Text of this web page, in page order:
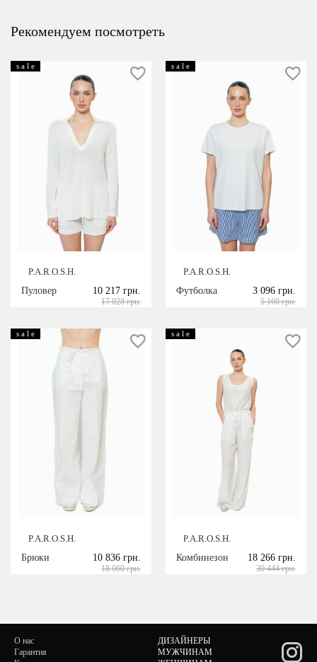
Рекомендуем посмотреть
s a l e
P.A.R.O.S.H.
Пуловер
10 217 грн.
17 028 грн.
s a l e
P.A.R.O.S.H.
Футболка
3 096 грн.
5 160 грн.
s a l e
P.A.R.O.S.H.
Брюки
10 836 грн.
18 060 грн.
s a l e
P.A.R.O.S.H.
Комбинезон
18 266 грн.
30 444 грн.
О нас
Гарантия
ДИЗАЙНЕРЫ
МУЖЧИНАМ